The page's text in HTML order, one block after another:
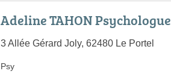
Adeline TAHON Psychologue
3 Allée Gérard Joly, 62480 Le Portel
Psy